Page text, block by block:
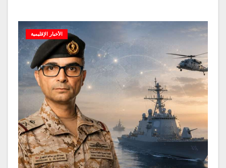
الأخبار الإقليمية